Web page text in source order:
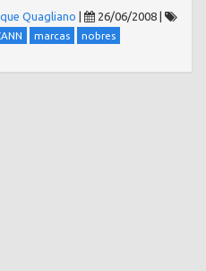
Quagliano | 26/06/2008 |
marcas
nobres